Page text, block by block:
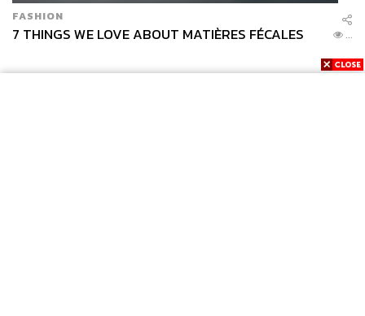
“ขณะเดียวกัน AI ได้กลายเป็นส่วนหนึ่งของโลกไปแล้ว
รักษาไปจนถึงการบริการ คำถามคือ จะทำอย่างไรถึงจะเกิด
FASHION
7 THINGS WE LOVE ABOUT MATIÈRES FÉCALES ...